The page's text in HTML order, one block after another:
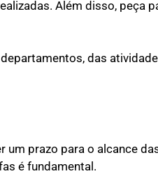
Além disso, peça
das
prazo para o alcance
é fundamental.